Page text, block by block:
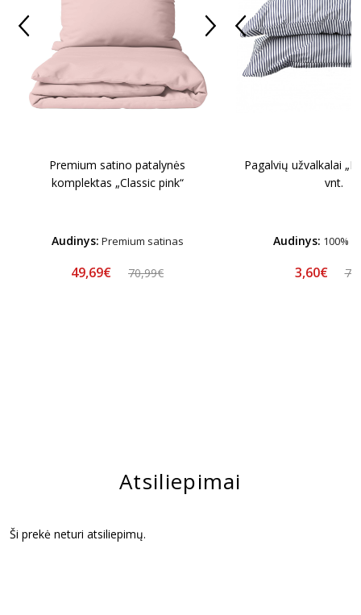
Premium satino patalynės
komplektas „Classic pink“
Audinys: Premium satinas
49,69€ 70,99€
Pagalvių užvalkalai
vnt.
Audinys: 100%
3,60€
Atsiliepimai
Ši prekė neturi atsiliepimų.